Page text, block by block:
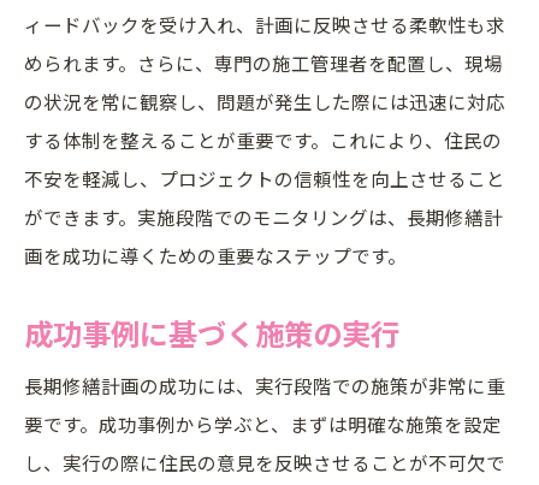
ィードバックを受け入れ、計画に反映させる柔軟性も求
められます。さらに、専門の施工管理者を配置し、現場
の状況を常に観察し、問題が発生した際には迅速に対応
する体制を整えることが重要です。これにより、住民の
不安を軽減し、プロジェクトの信頼性を向上させること
ができます。実施段階でのモニタリングは、長期修繕計
画を成功に導くための重要なステップです。
成功事例に基づく施策の実行
長期修繕計画の成功には、実行段階での施策が非常に重
要です。成功事例から学ぶと、まずは明確な施策を設定
し、実行の際に住民の意見を反映させることが不可欠で